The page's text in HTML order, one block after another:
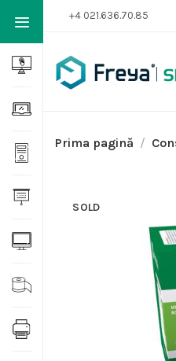
+4 021.636.70.85
Prima pagină
SOLD